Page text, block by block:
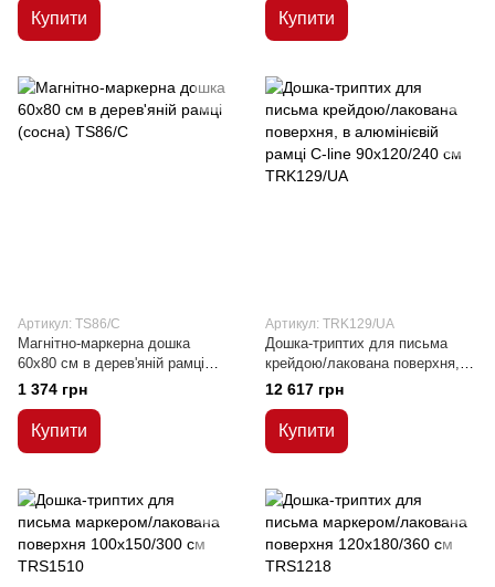
Купити Купити
Артикул: TS86/C
Магнітно-маркерна дошка
60x80 см в дерев'яній рамці
(сосна)
1 374 грн
Купити
Артикул: TRK129/UA
Дошка-триптих для письма
крейдою/лакована поверхня, в
алюмінієвій рамці C-line
90х120/240 см
12 617 грн
Купити